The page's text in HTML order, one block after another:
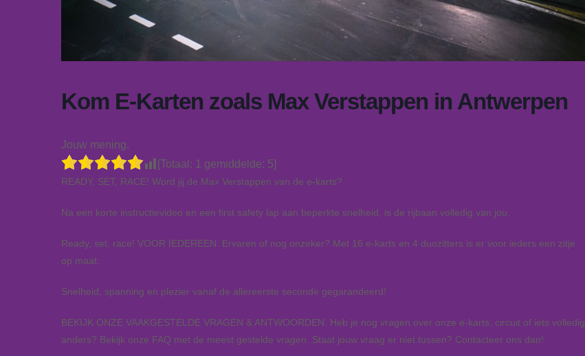
Kom E-Karten zoals Max Verstappen in Antwerpen
Jouw mening.
[Totaal: 1 gemiddelde: 5]
READY, SET, RACE! Word jij de Max Verstappen van de e-karts?
Na een korte instructievideo en een first safety lap aan beperkte snelheid, is de rijbaan volledig van jou.
Ready, set, race! VOOR IEDEREEN. Ervaren of nog onzeker? Met 16 e-karts en 4 duozitters is er voor ieders een zitje
op maat.
Snelheid, spanning en plezier vanaf de allereerste seconde gegarandeerd!
BEKIJK ONZE VAAKGESTELDE VRAGEN & ANTWOORDEN. Heb je nog vragen over onze e-karts, circuit of iets volledig
anders? Bekijk onze FAQ met de meest gestelde vragen. Staat jouw vraag er niet tussen? Contacteer ons dan!